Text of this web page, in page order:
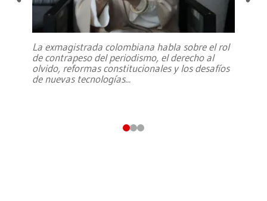
La exmagistrada colombiana habla sobre el rol
de contrapeso del periodismo, el derecho al
olvido, reformas constitucionales y los desafíos
de nuevas tecnologías...